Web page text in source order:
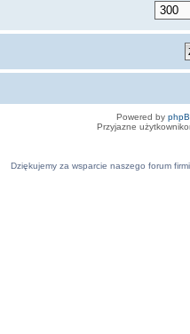
Powered by
Przyjazne
Dziękujemy za wsparcie naszego forum